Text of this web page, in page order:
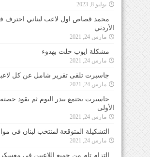
يوليو 8, 2023
محمد قصاص اول لاعب لبناني احترف
الأردني
مارس 24, 2021
مشكلة ايوب حلت بهدوء
مارس 24, 2021
جاسبرت تلقى تقرير شامل عن كل
مارس 24, 2021
جاسبرت يجتمع ببدر اليوم ثم يقود حصته
الأولى
مارس 24, 2021
التشكيلة المتوقعة لمنتخب لبنان في
مارس 24, 2021
التزام تام من جميع اللاعبين في